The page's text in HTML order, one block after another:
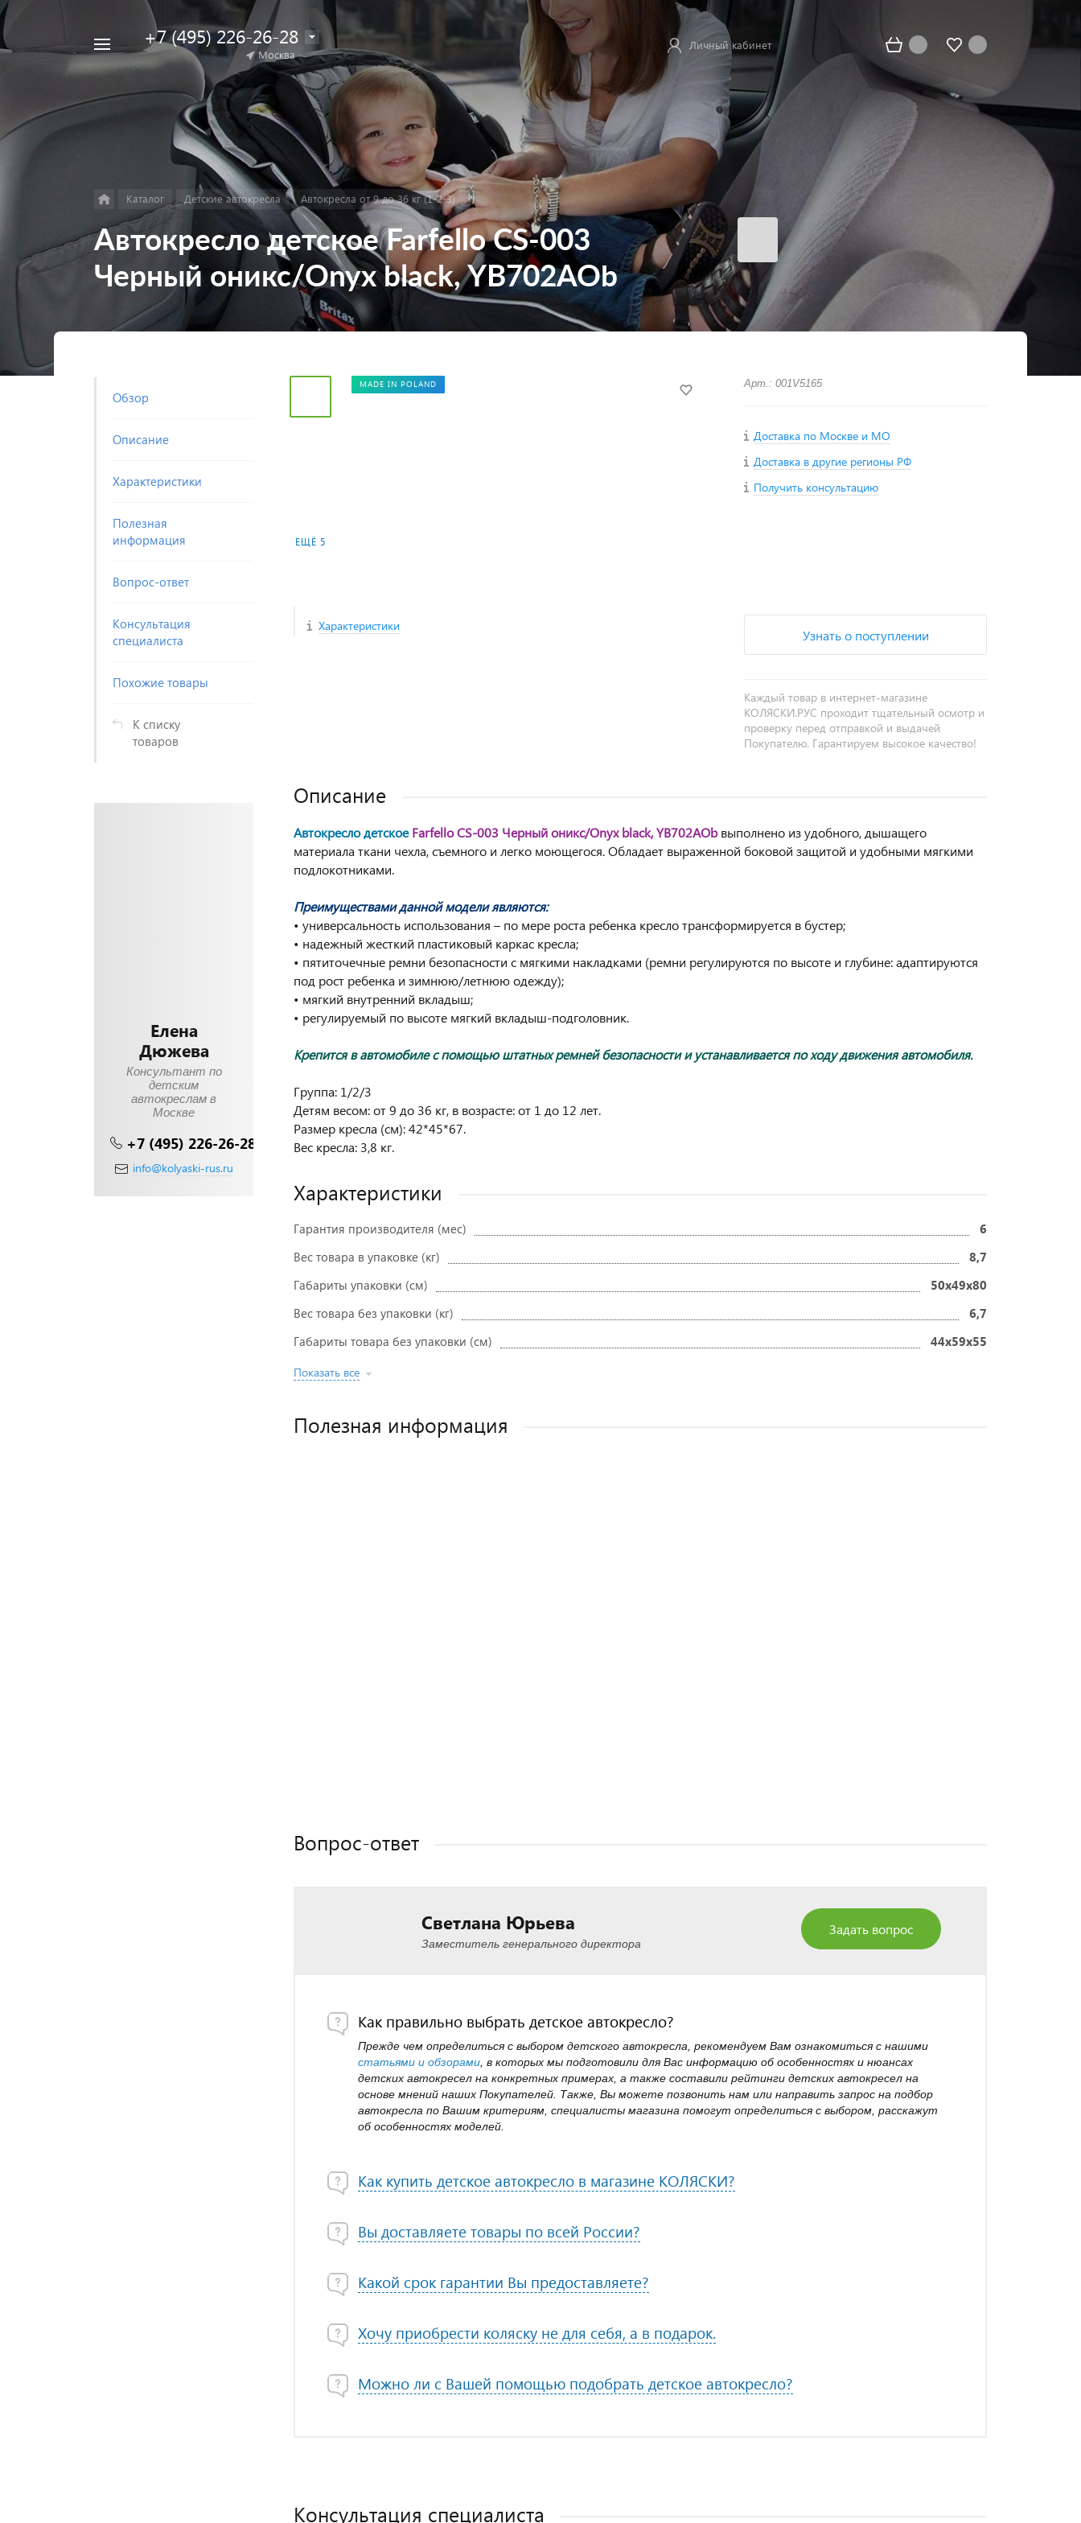
Найти
Например,
+7 (495) 226-26-28
Москва
Личный кабинет
Каталог Детские автокресла Автокресла от 9 до 36 кг (1-2-3)
Автокресло детское Farfello CS-003
Черный оникс/Onyx black, YB702AOb
Обзор
Описание
Характеристики
Полезная
информация
Вопрос-ответ
Консультация
специалиста
Похожие товары
К списку
товаров
Елена
Дюжева
Консультант по
детским
автокреслам в
Москве
+7 (495) 226-26-28
info@kolyaski-rus.ru
ЕЩЁ 5
MADE IN POLAND
Характеристики
Арт.: 001V5165
Доставка по Москве и МО
Доставка в другие регионы РФ
Получить консультацию
Узнать о поступлении
Каждый товар в интернет-магазине
КОЛЯСКИ.РУС проходит тщательный осмотр и
проверку перед отправкой и выдачей
Покупателю. Гарантируем высокое качество!
Описание
Автокресло детское Farfello CS-003 Черный оникс/Onyx black, YB702AObвыполнено из удобного, дышащего
материала ткани чехла, съемного и легко моющегося. Обладает выраженной боковой защитой и удобными мягкими
подлокотниками.
Преимуществами данной модели являются:
• универсальность использования – по мере роста ребенка кресло трансформируется в бустер;
• надежный жесткий пластиковый каркас кресла;
• пятиточечные ремни безопасности с мягкими накладками (ремни регулируются по высоте и глубине: адаптируются
под рост ребенка и зимнюю/летнюю одежду);
• мягкий внутренний вкладыш;
• регулируемый по высоте мягкий вкладыш-подголовник.
Крепится в автомобиле с помощью штатных ремней безопасности и устанавливается по ходу движения автомобиля.
Группа: 1/2/3
Детям весом: от 9 до 36 кг, в возрасте: от 1 до 12 лет.
Размер кресла (см): 42*45*67.
Вес кресла: 3,8 кг.
Характеристики
Гарантия производителя (мес)
6
Вес товара в упаковке (кг)
8,7
Габариты упаковки (см)
50х49х80
Вес товара без упаковки (кг)
6,7
Габариты товара без упаковки (см)
44х59х55
Показать все
Полезная информация
Вопрос-ответ
Светлана Юрьева
Заместитель генерального директора
Задать вопрос
Как правильно выбрать детское автокресло?
Прежде чем определиться с выбором детского автокресла, рекомендуем Вам ознакомиться с нашими
статьями и обзорами , в которых мы подготовили для Вас информацию об особенностях и нюансах
детских автокресел на конкретных примерах, а также составили рейтинги детских автокресел на
основе мнений наших Покупателей. Также, Вы можете позвонить нам или направить запрос на подбор
автокресла по Вашим критериям, специалисты магазина помогут определиться с выбором, расскажут
об особенностях моделей.
Как купить детское автокресло в магазине КОЛЯСКИ?
Вы доставляете товары по всей России?
Какой срок гарантии Вы предоставляете?
Хочу приобрести коляску не для себя, а в подарок.
Можно ли с Вашей помощью подобрать детское автокресло?
Консультация специалиста